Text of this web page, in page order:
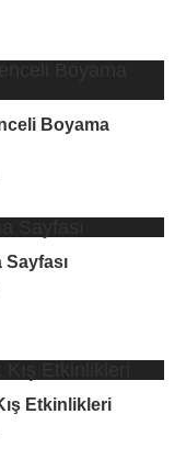
Boyama
Etkinlikleri